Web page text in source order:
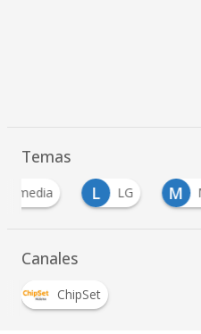
Temas
L
M MediaTek
Canales
ChipSet